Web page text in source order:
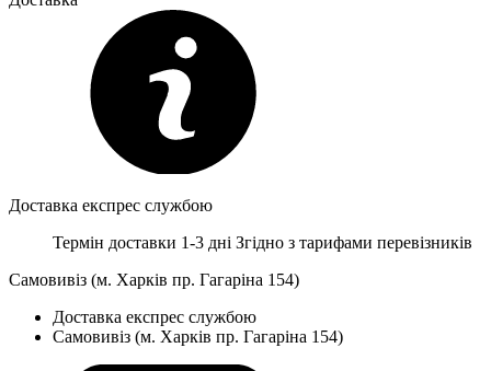
Доставка експрес службою
Термін доставки 1-3 дні Згідно з тарифами перевізників
Самовивіз (м. Харків пр. Гагаріна 154)
Доставка експрес службою
Самовивіз (м. Харків пр. Гагаріна 154)